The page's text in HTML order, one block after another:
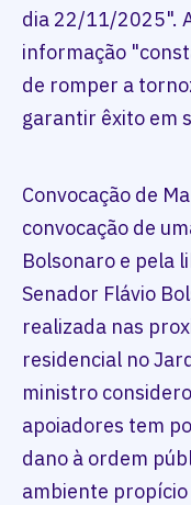
dia 22/11/2025".
informação
de romper a
garantir êxito em
Convocação de
convocação de
Bolsonaro e pela
Senador Flávio
realizada nas
residencial no
ministro
apoiadores tem
dano à ordem
ambiente